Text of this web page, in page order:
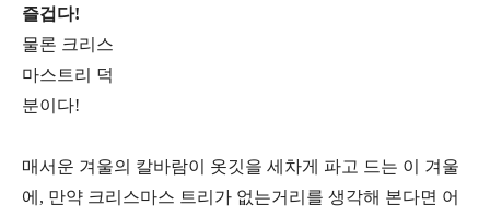
즐겁다!
물론 크리스
마스트리 덕
분이다!
매서운 겨울의 칼바람이 옷깃을 세차게 파고 드는 이 겨울
에, 만약 크리스마스 트리가 없는거리를 생각해 본다면 어